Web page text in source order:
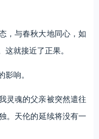
，与春秋大地同心，如
就接近了正果。
响。
灵魂的父亲被突然遣往
。天伦的延续将没有一